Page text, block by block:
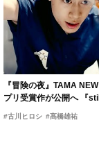
『冒険の夜』TAMA
プリ受賞作が公開へ 『
時上映決定
#古川ヒロシ #髙橋雄祐